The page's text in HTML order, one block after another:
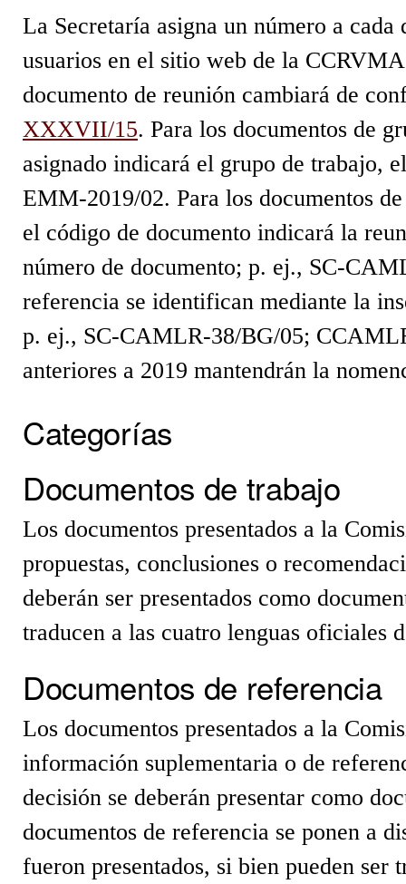
La Secretaría asigna un número a
usuarios en el sitio web de la
documento de reunión cambiará de
XXXVII/15. Para los documentos de
asignado indicará el grupo de trabajo,
EMM-2019/02. Para los documentos
el código de documento indicará la
número de documento; p. ej., SC-
referencia se identifican mediante la
p. ej., SC-CAMLR-38/BG/05;
anteriores a 2019 mantendrán la
Categorías
Documentos de trabajo
Los documentos presentados a la
propuestas, conclusiones o
deberán ser presentados como
traducen a las cuatro lenguas oficiales
Documentos de referencia
Los documentos presentados a la
información suplementaria o de
decisión se deberán presentar como
documentos de referencia se ponen a
fueron presentados, si bien pueden